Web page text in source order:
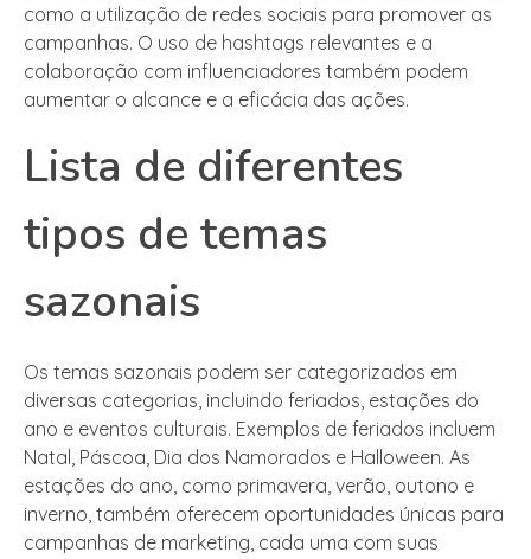
como a utilização de redes sociais para promover as
campanhas. O uso de hashtags relevantes e a
colaboração com influenciadores também podem
aumentar o alcance e a eficácia das ações.
Lista de diferentes
tipos de temas
sazonais
Os temas sazonais podem ser categorizados em
diversas categorias, incluindo feriados, estações do
ano e eventos culturais. Exemplos de feriados incluem
Natal, Páscoa, Dia dos Namorados e Halloween. As
estações do ano, como primavera, verão, outono e
inverno, também oferecem oportunidades únicas para
campanhas de marketing, cada uma com suas